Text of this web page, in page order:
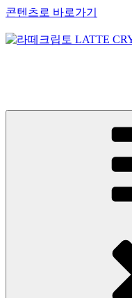
콘텐츠로 바로가기